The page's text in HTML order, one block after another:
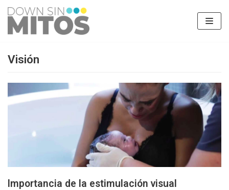
Saltar
al
contenido
Visión
Importancia de la estimulación visual